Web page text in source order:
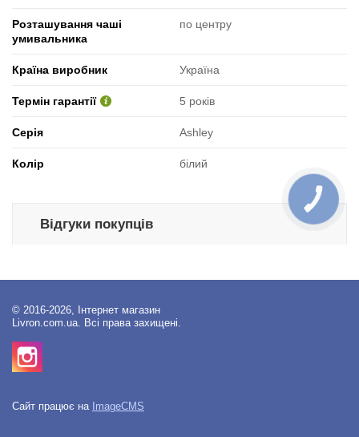
Розташування чаші
умивальника
по центру
Країна виробник Україна
Термін гарантії 5 років
Серія Ashley
Колір білий
Відгуки покупців
© 2016-2026, Інтернет магазин
Livron.com.ua. Всі права захищені.
Сайт працює на ImageCMS
КНОПКА
ЗВ'ЯЗКУ